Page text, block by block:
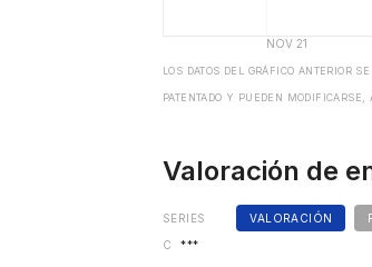
LOS DATOS DEL GRÁFICO ANTERIOR
PATENTADO Y PUEDEN
Valoración de
VALORACIÓN
SERIES
C
***